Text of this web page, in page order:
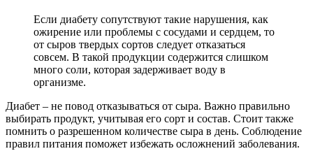
Если диабету сопутствуют такие нарушения, как
ожирение или проблемы с сосудами и сердцем, то
от сыров твердых сортов следует отказаться
совсем. В такой продукции содержится слишком
много соли, которая задерживает воду в
организме.
Диабет – не повод отказываться от сыра. Важно правильно
выбирать продукт, учитывая его сорт и состав. Стоит также
помнить о разрешенном количестве сыра в день. Соблюдение
правил питания поможет избежать осложнений заболевания.